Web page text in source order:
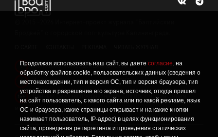
Продолжая использовать наш сайт, вы даете согласие. на
обработку файлов cookie, пользовательских данных (сведения о
местонахождении, тип и версия ОС, тип и версия браузера, тип
устройства и разрешение его экрана, источник, откуда пришел
на сайт пользователь, с какого сайта или по какой рекламе, язык
ОС и браузера, какие страницы открывает и на какие кнопки
нажимает пользователь, IP-адрес) в целях функционирования
сайта, проведения ретаргетинга и проведения статических
! Политика конфиденциальности
! Информация о проведении СОУТ
Данный сайт не предназначен для просмотра лицам
младше 16 лет.